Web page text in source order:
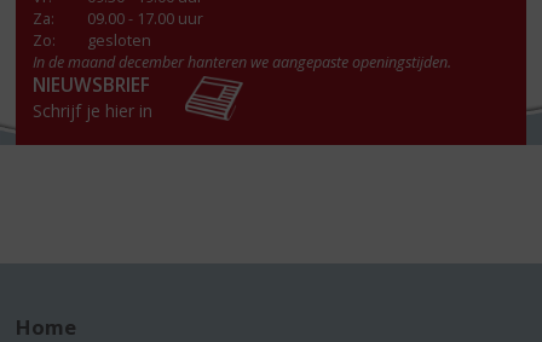
Za:
09.00 - 17.00 uur
Zo:
gesloten
In de maand december hanteren we aangepaste openingstijden.
NIEUWSBRIEF
Schrijf je hier in
Home